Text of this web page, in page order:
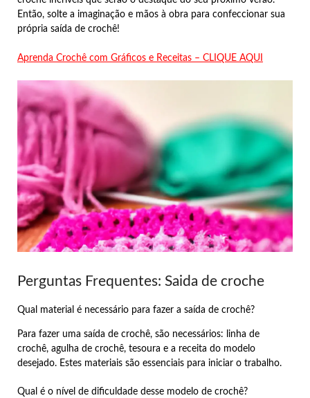
Então, solte a imaginação e mãos à obra para confeccionar sua
própria saída de crochê!
Aprenda Crochê com Gráficos e Receitas – CLIQUE AQUI
Perguntas Frequentes: Saida de croche
Qual material é necessário para fazer a saída de crochê?
Para fazer uma saída de crochê, são necessários: linha de
crochê, agulha de crochê, tesoura e a receita do modelo
desejado. Estes materiais são essenciais para iniciar o trabalho.
Qual é o nível de dificuldade desse modelo de crochê?